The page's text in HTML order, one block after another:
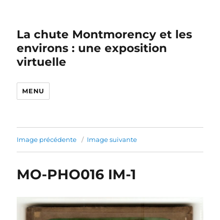
La chute Montmorency et les
environs : une exposition
virtuelle
MENU
Image précédente Image suivante
MO-PHO016 IM-1